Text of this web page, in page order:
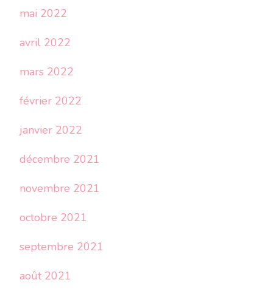
mai 2022
avril 2022
mars 2022
février 2022
janvier 2022
décembre 2021
novembre 2021
octobre 2021
septembre 2021
août 2021